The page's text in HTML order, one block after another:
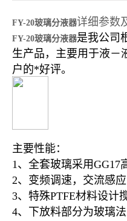
FY-20玻璃分液器详细参数
FY-20玻璃分液器是我公司
生产品，主要用于液－
户的*好评。
主要性能：
1、全套玻璃采用
2、变频调速，交流感
3、特殊PTFE材料设计
4、下放料部分为玻璃